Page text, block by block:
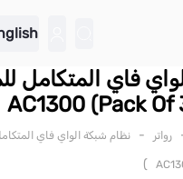
فاي المتكامل
رواتر - نظام شبكة الواي فاي
)